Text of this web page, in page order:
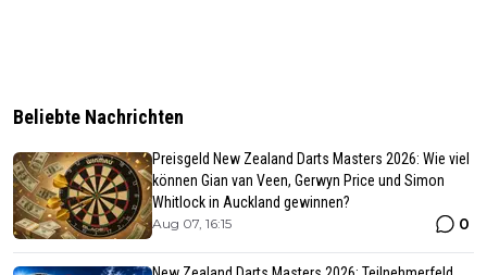
Beliebte Nachrichten
Preisgeld New Zealand Darts Masters 2026: Wie viel
können Gian van Veen, Gerwyn Price und Simon
Whitlock in Auckland gewinnen?
Aug 07, 16:15 0